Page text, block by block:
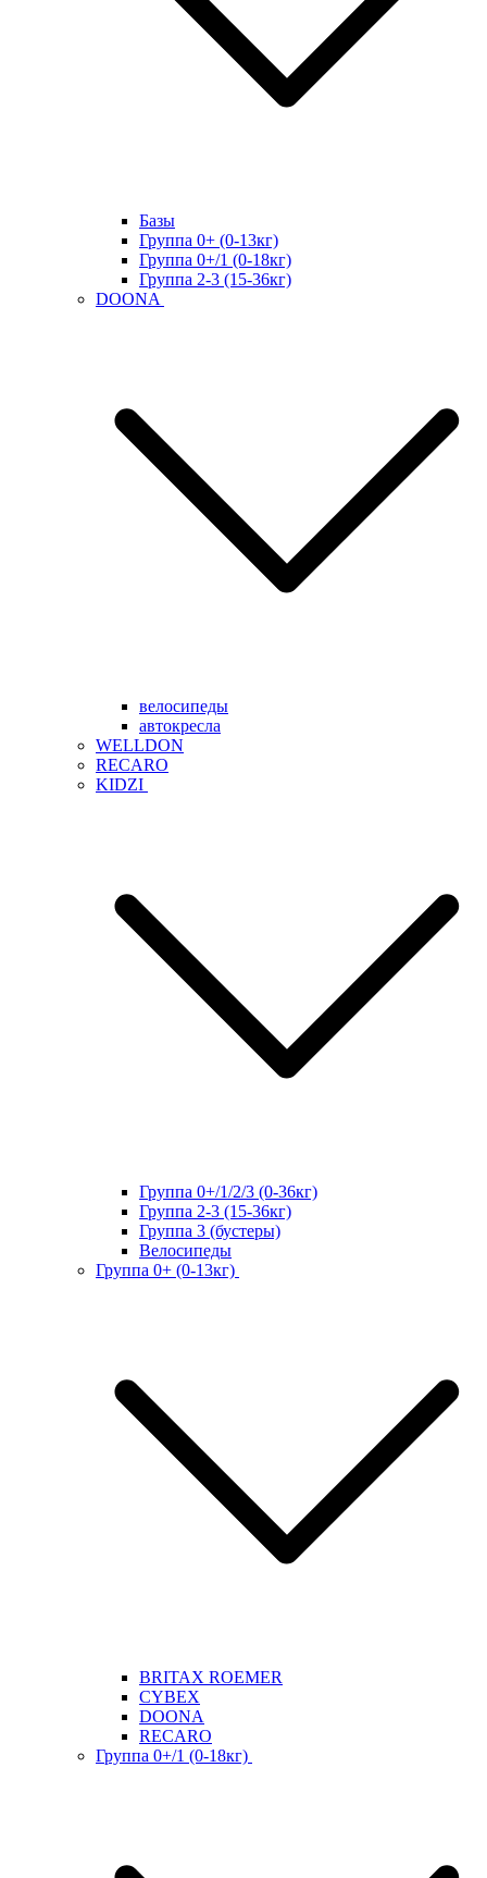
Базы
Группа 0+ (0-13кг)
Группа 0+/1 (0-18кг)
Группа 2-3 (15-36кг)
DOONA
велосипеды
автокресла
WELLDON
RECARO
KIDZI
Группа 0+/1/2/3 (0-36кг)
Группа 2-3 (15-36кг)
Группа 3 (бустеры)
Велосипеды
Группа 0+ (0-13кг)
BRITAX ROEMER
CYBEX
DOONA
RECARO
Группа 0+/1 (0-18кг)